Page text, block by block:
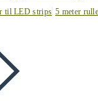
til LED strips 5 meter